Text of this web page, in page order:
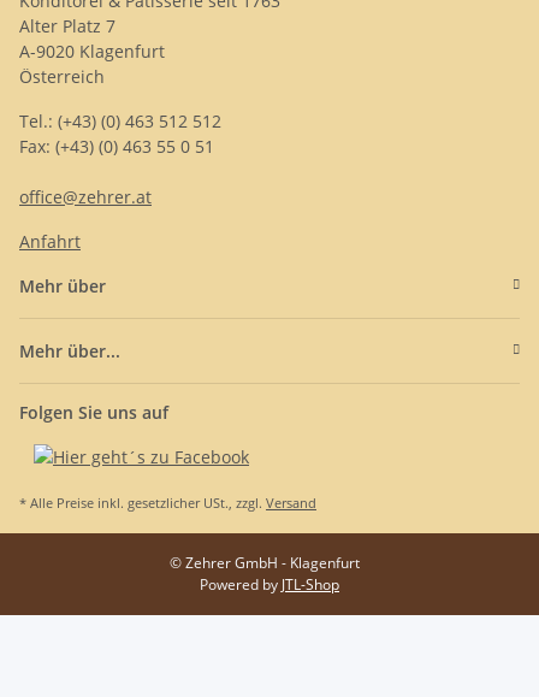
Alter Platz 7
A-9020 Klagenfurt
Österreich
Tel.: (+43) (0) 463 512 512
Fax: (+43) (0) 463 55 0 51
office@zehrer.at
Anfahrt
Mehr über
Mehr über...
Folgen Sie uns auf
* Alle Preise inkl. gesetzlicher USt., zzgl. Versand
© Zehrer GmbH - Klagenfurt
Powered by JTL-Shop